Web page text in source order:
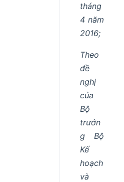
tháng
4 năm
2016;
Theo
đề
nghị
của
Bộ
trưởn
g Bộ
Kế
hoạch
và